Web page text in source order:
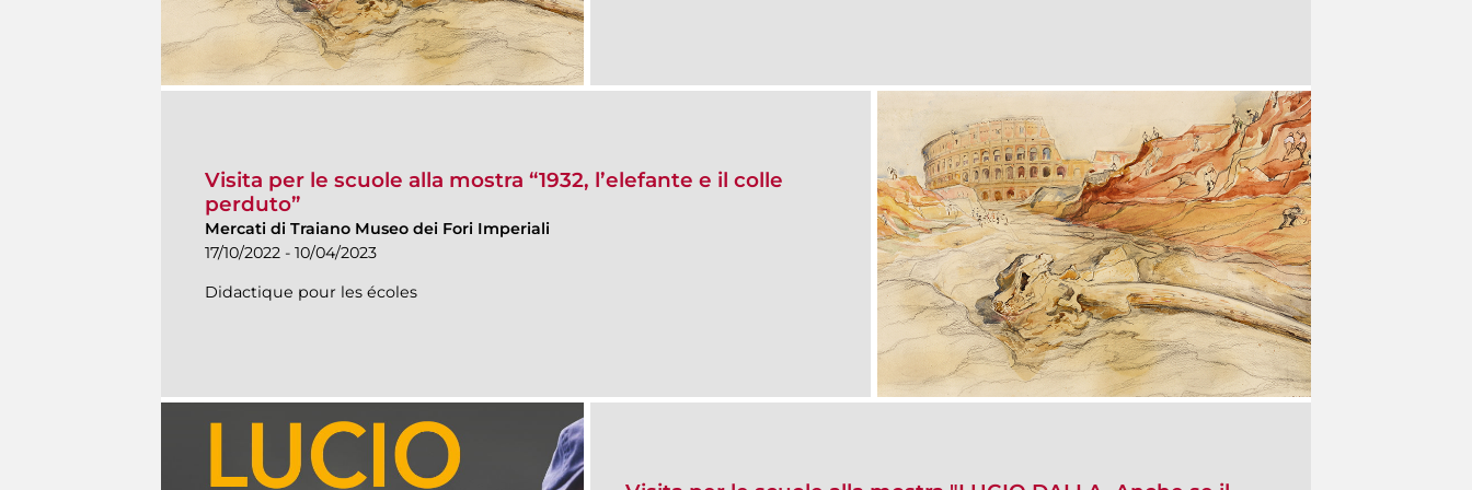
Visita per le scuole alla mostra “1932, l’elefante e il colle
perduto”
Mercati di Traiano Museo dei Fori Imperiali
17/10/2022 - 10/04/2023
Didactique pour les écoles